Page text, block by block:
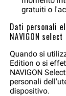
gratuiti o
Dati personali
NAVIGON
Quando si
Edition o si
NAVIGON
personali
dispositivo.